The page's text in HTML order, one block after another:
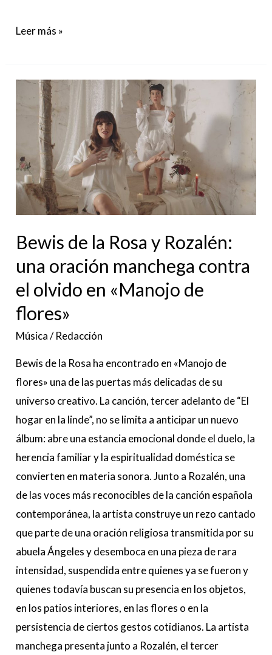
Leer más »
Bewis de la Rosa y Rozalén:
una oración manchega contra
el olvido en «Manojo de
flores»
Música/Redacción
Bewis de la Rosa ha encontrado en «Manojo de
flores» una de las puertas más delicadas de su
universo creativo. La canción, tercer adelanto de “El
hogar en la linde”, no se limita a anticipar un nuevo
álbum: abre una estancia emocional donde el duelo, la
herencia familiar y la espiritualidad doméstica se
convierten en materia sonora. Junto a Rozalén, una
de las voces más reconocibles de la canción española
contemporánea, la artista construye un rezo cantado
que parte de una oración religiosa transmitida por su
abuela Ángeles y desemboca en una pieza de rara
intensidad, suspendida entre quienes ya se fueron y
quienes todavía buscan su presencia en los objetos,
en los patios interiores, en las flores o en la
persistencia de ciertos gestos cotidianos. La artista
manchega presenta junto a Rozalén, el tercer
Bewis
y
Rozalén:
una
manchega
el
olvido
en
«Manojo
flores»